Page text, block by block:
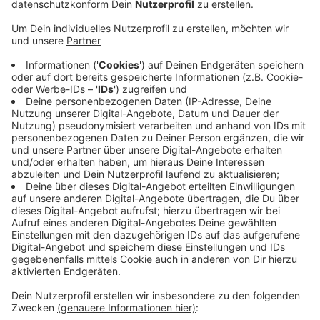
jeweils 30 Tagessätzen à 15 Euro wegen
Hausfriedensbruchs und Sachbeschädigung,
bestätigte ein Sprecher.
Veröffentlicht: Donnerstag, 23.11.2023 17:25
Anzeige
Die Anklagepunkte in Sachen Sabotage
beziehungsweise der Störung öffentlicher Betriebe
wies das Gericht aber ab. Denn die Pipeline war an dem
Tag sowieso wegen eines technischen Defekts außer
Betrieb. Aber selbst wenn der Plan aufgegangen wäre:
Der Betrieb des Frankfurter Flughafens war zu keiner
Zeit in Gefahr.
Anzeige